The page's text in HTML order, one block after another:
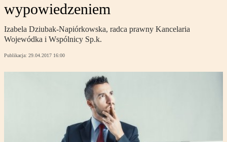
wypowiedzeniem
Izabela Dziubak-Napiórkowska, radca prawny Kancelaria
Wojewódka i Wspólnicy Sp.k.
Publikacja: 29.04.2017 16:00